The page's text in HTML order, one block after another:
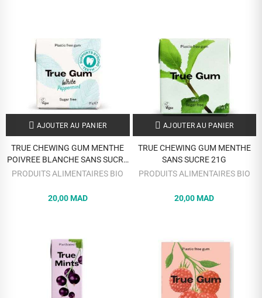
AJOUTER AU PANIER
TRUE CHEWING GUM MENTHE
POIVREE BLANCHE SANS SUCRE
21G
PRODUITS ALIMENTAIRES BIO
20,00 MAD
AJOUTER AU PANIER
TRUE CHEWING GUM MENTHE
SANS SUCRE 21G
PRODUITS ALIMENTAIRES BIO
20,00 MAD